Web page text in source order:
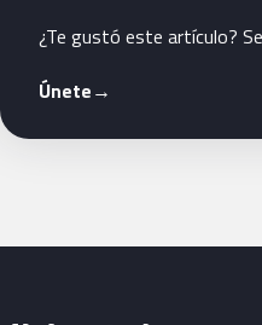
¿Te gustó este artículo?
Únete→